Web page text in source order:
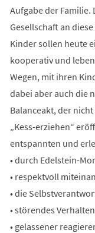
Aufgabe der
Gesellschaft an
Kinder sollen heute
kooperativ und
Wegen, mit ihren
dabei aber auch die
Balanceakt, der
„Kess-erziehen“
entspannten und
• durch Edelstein-
• respektvoll
• die
• störendes
• gelassener